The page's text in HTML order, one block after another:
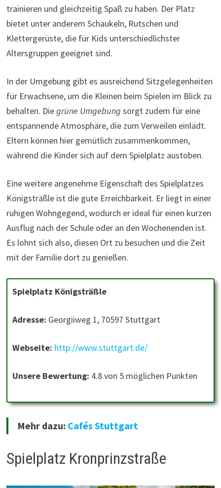
trainieren und gleichzeitig Spaß zu haben. Der Platz
bietet unter anderem Schaukeln, Rutschen und
Klettergerüste, die für Kids unterschiedlichster
Altersgruppen geeignet sind.
In der Umgebung gibt es ausreichend Sitzgelegenheiten
für Erwachsene, um die Kleinen beim Spielen im Blick zu
behalten. Diegrüne Umgebung sorgt zudem für eine
entspannende Atmosphäre, die zum Verweilen einlädt.
Eltern können hier gemütlich zusammenkommen,
während die Kinder sich auf dem Spielplatz austoben.
Eine weitere angenehme Eigenschaft des Spielplatzes
Königsträßle ist die gute Erreichbarkeit. Er liegt in einer
ruhigen Wohngegend, wodurch er ideal für einen kurzen
Ausflug nach der Schule oder an den Wochenenden ist.
Es lohnt sich also, diesen Ort zu besuchen und die Zeit
mit der Familie dort zu genießen.
Spielplatz Königsträßle
Adresse: Georgiiweg 1, 70597 Stuttgart
Webseite: http://www.stuttgart.de/
Unsere Bewertung: 4.8 von 5 möglichen Punkten
Mehr dazu: Cafés Stuttgart
Spielplatz Kronprinzstraße